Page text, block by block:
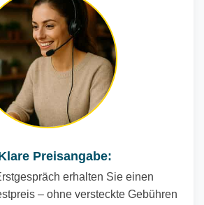
Preisangabe:
erhalten Sie einen
– ohne versteckte Gebühren